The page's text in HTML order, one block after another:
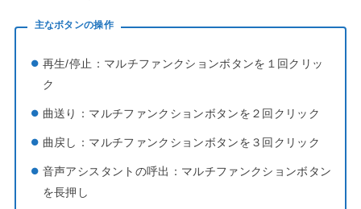
主なボタンの操作
再生/停止：マルチファンクションボタンを１回クリッ
ク
曲送り：マルチファンクションボタンを２回クリック
曲戻し：マルチファンクションボタンを３回クリック
音声アシスタントの呼出：マルチファンクションボタン
を長押し